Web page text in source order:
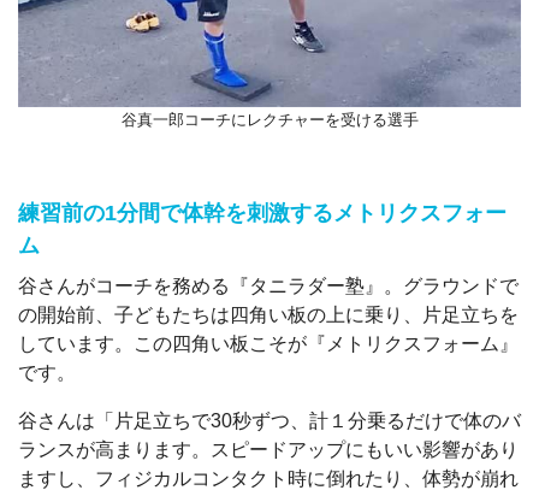
谷真一郎コーチにレクチャーを受ける選手
練習前の1分間で体幹を刺激するメトリクスフォー
ム
谷さんがコーチを務める『タニラダー塾』。グラウンドで
の開始前、子どもたちは四角い板の上に乗り、片足立ちを
しています。この四角い板こそが『メトリクスフォーム』
です。
谷さんは「片足立ちで30秒ずつ、計１分乗るだけで体のバ
ランスが高まります。スピードアップにもいい影響があり
ますし、フィジカルコンタクト時に倒れたり、体勢が崩れ